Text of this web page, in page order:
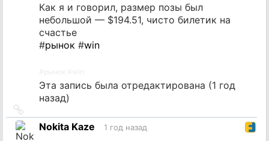
Как я и говорил, размер позы был
небольшой — $194.51, чисто билетик на
счастье
#рынок #win
Эта запись была отредактирована (1 год
назад)
на
источник
Nokita Kaze 1 год назад